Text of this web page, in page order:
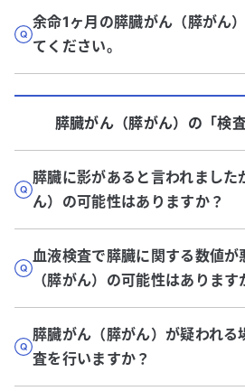
余命1ヶ月の膵臓がん（膵がん
てください。
膵臓がん（膵がん） の「検
膵臓に影があると言われました
ん）の可能性はありますか？
血液検査で膵臓に関する数値が
（膵がん）の可能性はあります
膵臓がん（膵がん）が疑われる
査を行いますか？